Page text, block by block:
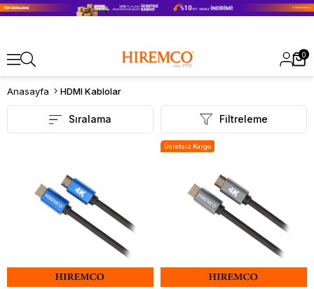
0
Anasayfa HDMI Kablolar
Filtreleme
Sıralama
Ücretsiz Kargo